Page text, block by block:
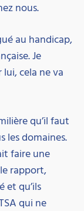
nous.
au handicap,
Je
cela ne va
qu’il faut
les domaines.
faire une
rapport,
et qu’ils
qui ne